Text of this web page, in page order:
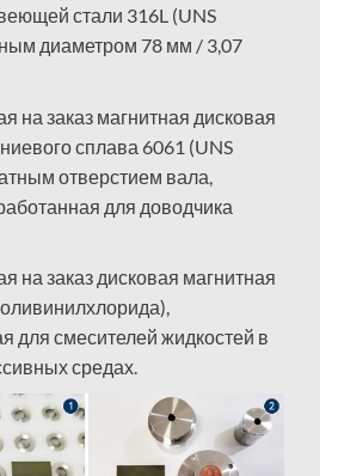
стали 316L (UNS
диаметром 78 мм / 3,07
на заказ магнитная дисковая
сплава 6061 (UNS
отверстием вала,
для доводчика
на заказ дисковая магнитная
для смесителей жидкостей в
средах.